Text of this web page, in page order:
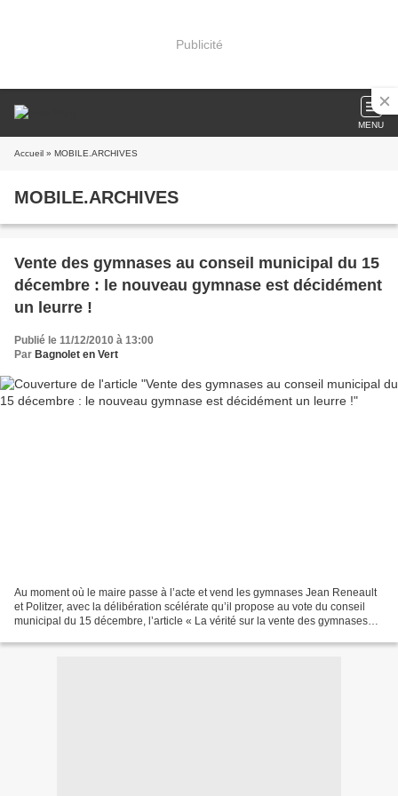
Publicité
MENU
Accueil » MOBILE.ARCHIVES
MOBILE.ARCHIVES
Vente des gymnases au conseil municipal du 15
décembre : le nouveau gymnase est décidément
un leurre !
Publié le 11/12/2010 à 13:00
Par Bagnolet en Vert
Au moment où le maire passe à l’acte et vend les gymnases Jean Reneault
et Politzer, avec la délibération scélérate qu’il propose au vote du conseil
municipal du 15 décembre, l’article « La vérité sur la vente des gymnases